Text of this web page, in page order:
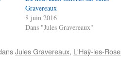
Gravereaux
8 juin 2016
Dans "Jules Gravereaux"
Jules Gravereaux, L'Haÿ-les-